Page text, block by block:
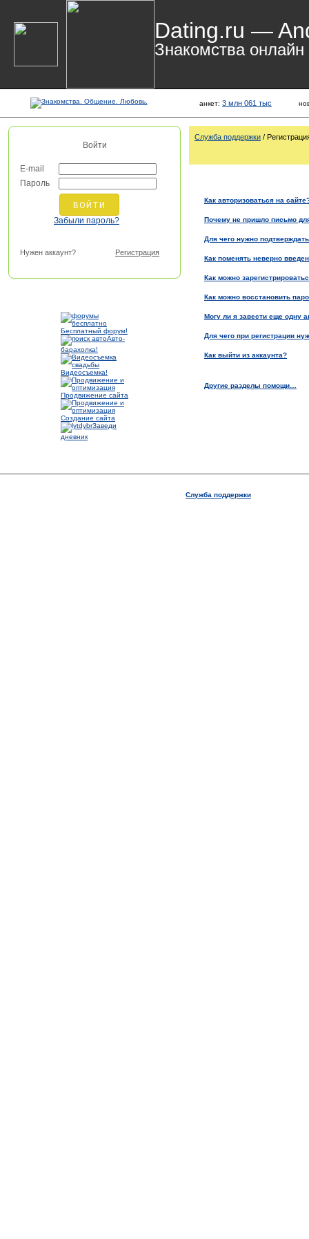
Dating.ru —
Знакомства онлайн
анкет: 3 млн 061 тыс
Войти
E-mail
Пароль
Забыли пароль?
Нужен аккаунт? Регистрация
Бесплатный форум!
Авто-
барахолка!
Видеосъемка!
Продвижение сайта
Создание сайта
Заведи
дневник
Служба поддержки /
Как авторизоваться на
Почему не пришло письмо
Для чего нужно
Как поменять неверно
Как можно
Как можно восстановить
Могу ли я завести еще одну
Для чего при регистрации
Как выйти из аккаунта?
Другие разделы помощи…
Служба поддержки